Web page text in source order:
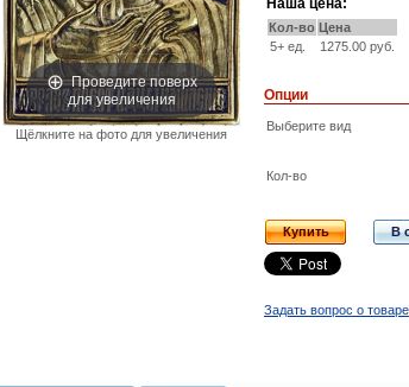
Проведите поверх
для увеличения
Щёлкните на фото для увеличения
Наша цена:
Кол-во Цена
5+ ед.
1275.00 руб.
Опции
Выберите вид
Кол-во
Купить В
Задать вопрос о товаре